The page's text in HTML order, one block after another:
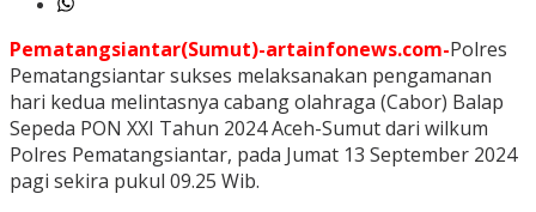
Pematangsiantar(Sumut)-artainfonews.com-Polres
Pematangsiantar sukses melaksanakan pengamanan
hari kedua melintasnya cabang olahraga (Cabor) Balap
Sepeda PON XXI Tahun 2024 Aceh-Sumut dari wilkum
Polres Pematangsiantar, pada Jumat 13 September 2024
pagi sekira pukul 09.25 Wib.